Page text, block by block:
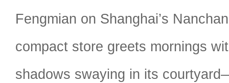
Fengmian on Shanghai’s
compact store greets mornings
shadows swaying in its